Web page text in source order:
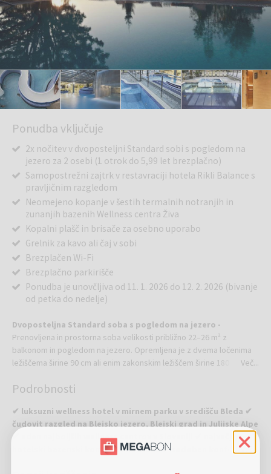
Ponudba vključuje
2x nočitev v dvoposteljni Standard sobi s pogledom na
jezero za 2 osebi (1 otrok do 5,99 let brezplačno)
Samopostrežni zajtrk v restavraciji hotela Rikli Balance s
pravljičnim razgledom
Neomejeno kopanje v šestih termalnih notranjih in
zunanjih bazenih Wellness centra Živa
Kopalni plašč in brisače za osebno uporabo
Grelnik za kavo ali čaj v sobi
Brezplačen Wi-Fi
Brezplačno parkirišče
Ponudba je unovčljiva od 11. 1. 2026 do 12. 2. 2026 (bivanje
od petka do nedelje)
Dvoposteljna Standard soba s pogledom na jezero -
Prenovljena in prostorna soba velikosti približno 22–26 m² z
balkonom in pogledom na jezero. Opremljena je z dvema ločenima
ležiščema širine 90 cm ali enim zakonskim ležiščem širine 180 cm,
ležišče (70 × 190 cm). V sobi so na voljo grelnik za pripravo čaja ali
WC-jem. Soba je primerna za udobno bivanje in sprostitev ob
čudovitih razgledih.
Več...
Podrobnosti
✔ luksuzni wellness hotel v mirnem parku v središču Bleda ✔
čudovit razgled na Blejsko jezero, Blejski grad in Julijske Alpe
✔ eden najboljših wellness centrov v Sloveniji ✔ največji
hotelski bazenski kompleks na Bledu ✔ sodoben konferenčni
Več...